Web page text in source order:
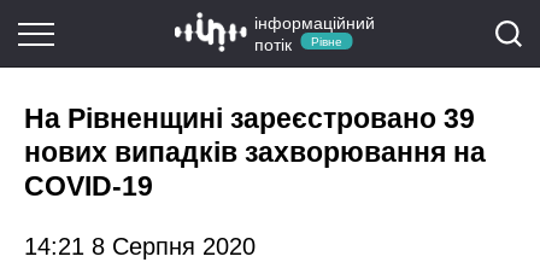
інформаційний
потік
Рівне
На Рівненщині зареєстровано 39
нових випадків захворювання на
COVID-19
14:21 8 Серпня 2020